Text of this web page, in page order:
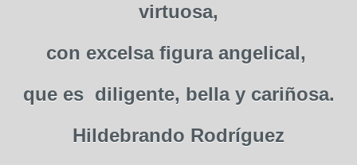
virtuosa,
con excelsa figura angelical,
que es diligente, bella y cariñosa.
Hildebrando Rodríguez